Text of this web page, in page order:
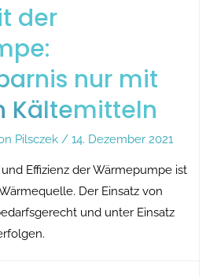
der
nur mit
Kältemitteln
Pilsczek /14. Dezember 2021
Effizienz der Wärmepumpe ist
Der Einsatz von
und unter Einsatz